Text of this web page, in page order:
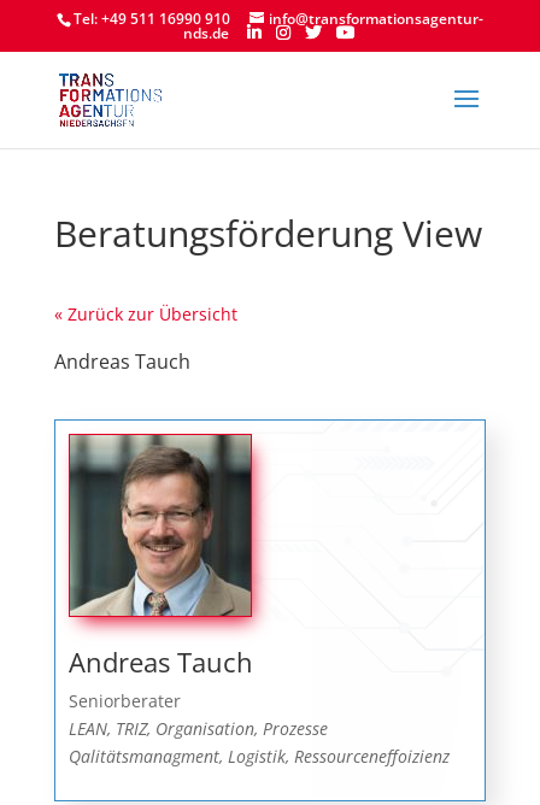
Tel: +49 511 16990 910 info@transformationsagentur-
nds.de
Beratungsförderung View
« Zurück zur Übersicht
Andreas Tauch
Andreas Tauch
Seniorberater
LEAN, TRIZ, Organisation, Prozesse
Qalitätsmanagment, Logistik, Ressourceneffoizienz